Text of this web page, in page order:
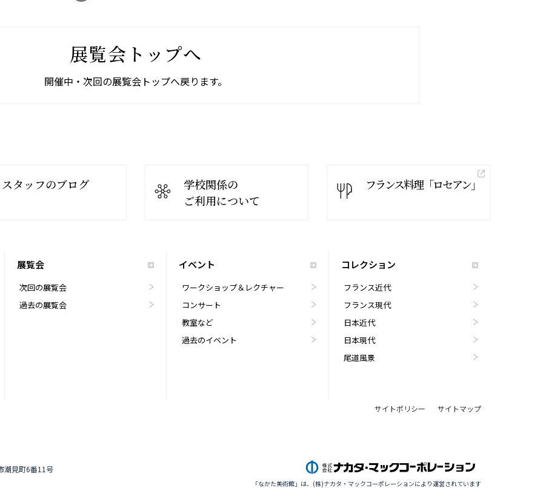
展覧会トップへ
開催中・次回の展覧会トップへ戻ります。
スタッフのブログ
学校関係の
ご利用について
フランス料理「ロセアン」
展覧会
次回の展覧会
過去の展覧会
イベント
ワークショップ＆レクチャー
コンサート
教室など
過去のイベント
コレクション
フランス近代
フランス現代
日本近代
日本現代
尾道風景
サイトポリシー サイトマップ
見町6番11号
「なかた美術館」は、(株)ナカタ・マックコーポレーションにより運営されています